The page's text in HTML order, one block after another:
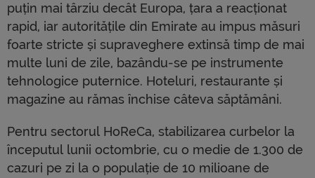
puțin mai târziu decât ​​Europa, țara a reacționat
rapid, iar autoritățile din Emirate au impus măsuri
foarte stricte și supraveghere extinsă timp de mai
multe luni de zile, bazându-se pe instrumente
tehnologice puternice. Hoteluri, restaurante și
magazine au rămas închise câteva săptămâni.
Pentru sectorul HoReCa, stabilizarea curbelor la
începutul lunii octombrie, cu o medie de 1.300 de
cazuri pe zi la o populație de 10 milioane de